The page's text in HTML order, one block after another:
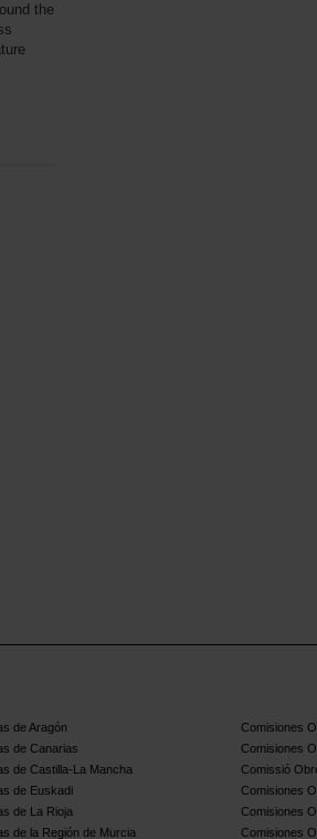
the
de Aragón
Comisiones
de Canarias
Comisiones
de Castilla-La Mancha
Comissió
de Euskadi
Comisiones
de La Rioja
Comisiones
de la Región de Murcia Comisiones